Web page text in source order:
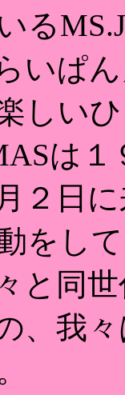
る
いぱ
しい
は
２日
をし
と同
、我